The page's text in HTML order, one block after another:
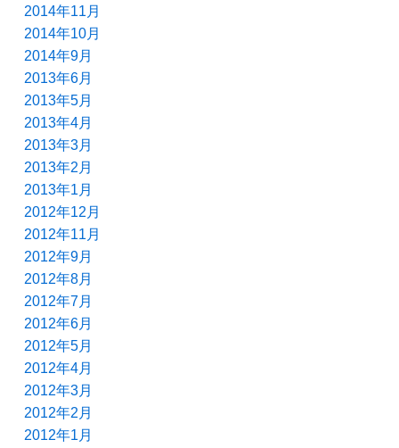
2014年11月
2014年10月
2014年9月
2013年6月
2013年5月
2013年4月
2013年3月
2013年2月
2013年1月
2012年12月
2012年11月
2012年9月
2012年8月
2012年7月
2012年6月
2012年5月
2012年4月
2012年3月
2012年2月
2012年1月